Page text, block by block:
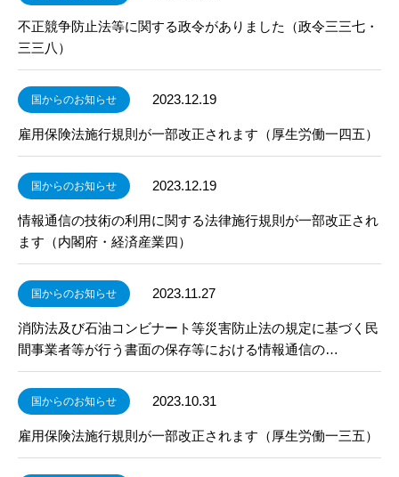
不正競争防止法等に関する政令がありました（政令三三七・
三三八）
国からのお知らせ 2023.12.19
雇用保険法施行規則が一部改正されます（厚生労働一四五）
国からのお知らせ 2023.12.19
情報通信の技術の利用に関する法律施行規則が一部改正され
ます（内閣府・経済産業四）
国からのお知らせ 2023.11.27
消防法及び石油コンビナート等災害防止法の規定に基づく民
間事業者等が行う書面の保存等における情報通信の…
国からのお知らせ 2023.10.31
雇用保険法施行規則が一部改正されます（厚生労働一三五）